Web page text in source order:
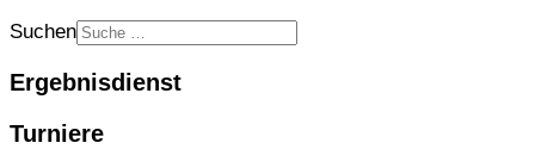
Suchen
Ergebnisdienst
Turniere